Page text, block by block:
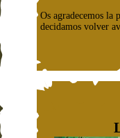
Os agradecemos la
decidamos volver